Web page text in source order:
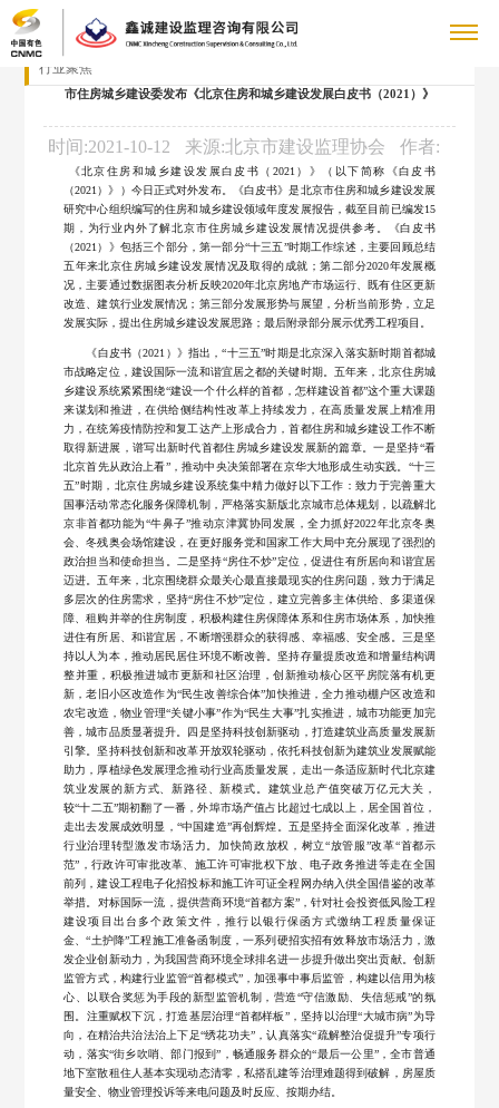
关
于
我
们
董
事
长
致
辞
公
简
介
管
理
团
队
组
织
架
构
企
业
资
质
新
闻
中
心
企
业
新
闻
集
团
要
闻
国
资
动
态
行
业
聚
焦
企
业
荣
誉
社
会
荣
中
国
建
设
工
程
鲁
班
奖
国
家
优
质
工
程
奖
部
级
优
质
工
程
业
绩
展
示
冶
炼
业
绩
矿
山
业
绩
民
用
建
筑
其
他
业
绩
党
群
工
作
党
建
动
态
群
团
活
动
企
业
文
化
企
业
愿
景
和
理
念
社
会
责
任
员
工
风
采
剪
纸
作
品
剪
纸
视
人
力
资
源
招
聘
信
息
联
系
我
们
信
息
公
开
行业聚焦
市住房城乡建设委发布《北京住房和城乡建设发展白皮书（2021）》
时间:2021-10-12 来源:北京市建设监理协会 作者:
《北京住房和城乡建设发展白皮书（2021）》（以下简称《白皮书
（2021）》）今日正式对外发布。《白皮书》是北京市住房和城乡建设发展
研究中心组织编写的住房和城乡建设领域年度发展报告，截至目前已编发15
期，为行业内外了解北京市住房城乡建设发展情况提供参考。《白皮书
（2021）》包括三个部分，第一部分“十三五”时期工作综述，主要回顾总结
五年来北京住房城乡建设发展情况及取得的成就；第二部分2020年发展概
况，主要通过数据图表分析反映2020年北京房地产市场运行、既有住区更新
改造、建筑行业发展情况；第三部分发展形势与展望，分析当前形势，立足
发展实际，提出住房城乡建设发展思路；最后附录部分展示优秀工程项目。
《白皮书（2021）》指出，“十三五”时期是北京深入落实新时期首都城
市战略定位，建设国际一流和谐宜居之都的关键时期。五年来，北京住房城
乡建设系统紧紧围绕“建设一个什么样的首都，怎样建设首都”这个重大课题
来谋划和推进，在供给侧结构性改革上持续发力，在高质量发展上精准用
力，在统筹疫情防控和复工达产上形成合力，首都住房和城乡建设工作不断
取得新进展，谱写出新时代首都住房城乡建设发展新的篇章。一是坚持“看
北京首先从政治上看”，推动中央决策部署在京华大地形成生动实践。“十三
五”时期，北京住房城乡建设系统集中精力做好以下工作：致力于完善重大
国事活动常态化服务保障机制，严格落实新版北京城市总体规划，以疏解北
京非首都功能为“牛鼻子”推动京津冀协同发展，全力抓好2022年北京冬奥
会、冬残奥会场馆建设，在更好服务党和国家工作大局中充分展现了强烈的
政治担当和使命担当。二是坚持“房住不炒”定位，促进住有所居向和谐宜居
迈进。五年来，北京围绕群众最关心最直接最现实的住房问题，致力于满足
多层次的住房需求，坚持“房住不炒”定位，建立完善多主体供给、多渠道保
障、租购并举的住房制度，积极构建住房保障体系和住房市场体系，加快推
进住有所居、和谐宜居，不断增强群众的获得感、幸福感、安全感。三是坚
持以人为本，推动居民居住环境不断改善。坚持存量提质改造和增量结构调
整并重，积极推进城市更新和社区治理，创新推动核心区平房院落有机更
新，老旧小区改造作为“民生改善综合体”加快推进，全力推动棚户区改造和
农宅改造，物业管理“关键小事”作为“民生大事”扎实推进，城市功能更加完
善，城市品质显著提升。四是坚持科技创新驱动，打造建筑业高质量发展新
引擎。坚持科技创新和改革开放双轮驱动，依托科技创新为建筑业发展赋能
助力，厚植绿色发展理念推动行业高质量发展，走出一条适应新时代北京建
筑业发展的新方式、新路径、新模式。建筑业总产值突破万亿元大关，
较“十二五”期初翻了一番，外埠市场产值占比超过七成以上，居全国首位，
走出去发展成效明显，“中国建造”再创辉煌。五是坚持全面深化改革，推进
行业治理转型激发市场活力。加快简政放权，树立“放管服”改革“首都示
范”，行政许可审批改革、施工许可审批权下放、电子政务推进等走在全国
前列，建设工程电子化招投标和施工许可证全程网办纳入供全国借鉴的改革
举措。对标国际一流，提供营商环境“首都方案”，针对社会投资低风险工程
建设项目出台多个政策文件，推行以银行保函方式缴纳工程质量保证
金、“土护降”工程施工准备函制度，一系列硬招实招有效释放市场活力，激
发企业创新动力，为我国营商环境全球排名进一步提升做出突出贡献。创新
监管方式，构建行业监管“首都模式”，加强事中事后监管，构建以信用为核
心、以联合奖惩为手段的新型监管机制，营造“守信激励、失信惩戒”的氛
围。注重赋权下沉，打造基层治理“首都样板”，坚持以治理“大城市病”为导
向，在精治共治法治上下足“绣花功夫”，认真落实“疏解整治促提升”专项行
动，落实“街乡吹哨、部门报到”，畅通服务群众的“最后一公里”，全市普通
地下室散租住人基本实现动态清零，私搭乱建等治理难题得到破解，房屋质
量安全、物业管理投诉等来电问题及时反应、按期办结。